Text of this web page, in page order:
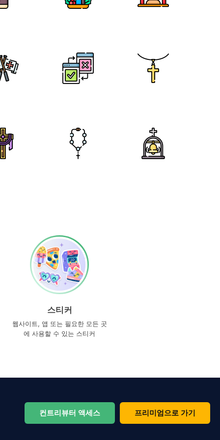
스티커
웹사이트, 앱 또는 필요한 모든 곳
에 사용할 수 있는 스티커
컨트리뷰터 액세스 프리미엄으로 가기